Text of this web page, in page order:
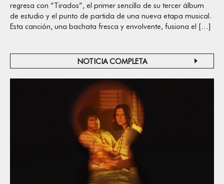
regresa con “Tirados”, el primer sencillo de su tercer álbum
de estudio y el punto de partida de una nueva etapa musical.
Esta canción, una bachata fresca y envolvente, fusiona el […]
NOTICIA COMPLETA